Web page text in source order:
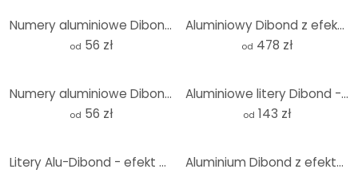
Numery aluminiowe Dibond - Numery domów - Efekt srebra
od 56 zł
Aluminiowy Dibond z efektem srebra Mapa świata 3D
od 478 zł
Numery aluminiowe Dibond - Numery domów - Efekt złota
od 56 zł
Aluminiowe litery Dibond - efekt miedzi - Chillout Lounge
od 143 zł
Litery Alu-Dibond - efekt miedzi - szwajcarska czcionka Aluminium Dibond z efektem srebra - Żurawie - Stado ptaków 01